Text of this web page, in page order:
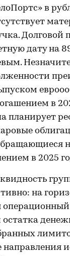
в
Долговой
дату на
в
планирует
в 2025
на
остатка